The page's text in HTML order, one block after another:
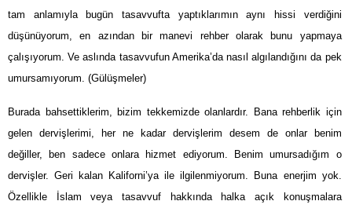
tam anlamıyla bugün tasavvufta yaptıklarımın aynı hissi verdiğini
düşünüyorum, en azından bir manevi rehber olarak bunu yapmaya
çalışıyorum. Ve aslında tasavvufun Amerika’da nasıl algılandığını da pek
umursamıyorum. (Gülüşmeler)
Burada bahsettiklerim, bizim tekkemizde olanlardır. Bana rehberlik için
gelen dervişlerimi, her ne kadar dervişlerim desem de onlar benim
değiller, ben sadece onlara hizmet ediyorum. Benim umursadığım o
dervişler. Geri kalan Kaliforni’ya ile ilgilenmiyorum. Buna enerjim yok.
Özellikle İslam veya tasavvuf hakkında halka açık konuşmalara